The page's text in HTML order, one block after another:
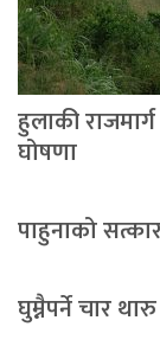
हुलाकी
घोषणा
पाहुनाको
घुम्नैपर्ने चार